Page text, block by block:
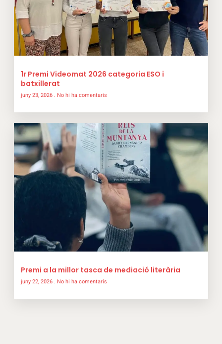
1r Premi Videomat 2026 categoria ESO i
batxillerat
juny 23, 2026 No hi ha comentaris
Premi a la millor tasca de mediació literària
juny 22, 2026 No hi ha comentaris